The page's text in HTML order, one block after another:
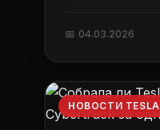
📅 04.03.2026
НОВОСТИ TESLA